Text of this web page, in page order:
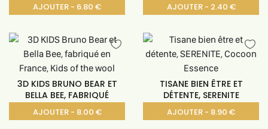
AJOUTER - 6.80 € AJOUTER - 2.40 €
3D KIDS BRUNO BEAR ET
BELLA BEE, FABRIQUÉ
AJOUTER - 8.00 €
TISANE BIEN ÊTRE ET
DÉTENTE, SERENITE
AJOUTER - 8.90 €